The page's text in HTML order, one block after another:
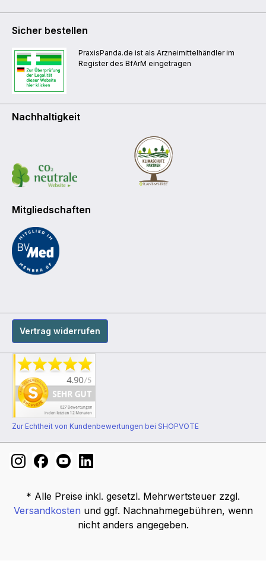
Sicher bestellen
PraxisPanda.de ist als Arzneimittelhändler im
Register des BfArM eingetragen
Nachhaltigkeit
Mitgliedschaften
Vertrag widerrufen
Zur Echtheit von Kundenbewertungen bei SHOPVOTE
* Alle Preise inkl. gesetzl. Mehrwertsteuer zzgl.
Versandkosten und ggf. Nachnahmegebühren, wenn
nicht anders angegeben.